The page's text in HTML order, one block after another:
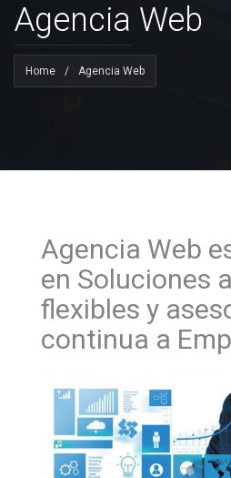
Agencia Web
Home / Agencia Web
Agencia Web
en Soluciones
flexibles y
continua a